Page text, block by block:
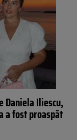
Daniela Iliescu,
a fost proaspăt